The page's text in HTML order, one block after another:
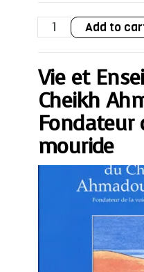
Vie
Enseignement
Ahmadou
Bamba
-
Fondateur
de
la
soufie
mouride
quantity
Add to
Vie et
Cheikh
Fondateur
mouride